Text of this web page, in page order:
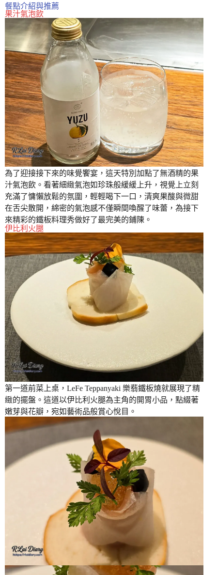
餐點介紹與推薦
果汁氣泡飲
為了迎接接下來的味覺饗宴，這天特別加點了無酒精的果
汁氣泡飲。看著細緻氣泡如珍珠般緩緩上升，視覺上立刻
充滿了慵懶放鬆的氛圍，輕輕喝下一口，清爽果酸與微甜
在舌尖散開，綿密的氣泡感不僅瞬間喚醒了味蕾，為接下
來精彩的鐵板料理秀做好了最完美的鋪陳。
伊比利火腿
第一道前菜上桌，LeFe Teppanyaki 樂翡鐵板燒就展現了精
緻的擺盤。這道以伊比利火腿為主角的開胃小品，點綴著
嫩芽與花瓣，宛如藝術品般賞心悅目。